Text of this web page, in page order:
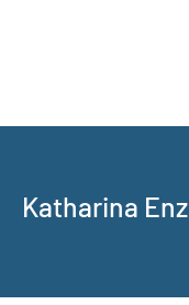
Katharina Enz